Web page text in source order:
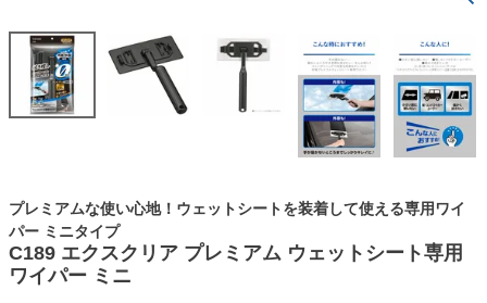
プレミアムな使い心地！ウェットシートを装着して使える専用ワイ
パー ミニタイプ
C189 エクスクリア プレミアム ウェットシート専用
ワイパー ミニ